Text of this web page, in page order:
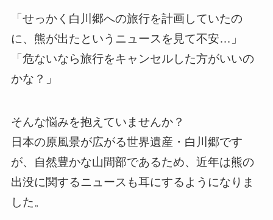
「せっかく白川郷への旅行を計画していたの
に、熊が出たというニュースを見て不安…」
「危ないなら旅行をキャンセルした方がいいの
かな？」
そんな悩みを抱えていませんか？
日本の原風景が広がる世界遺産・白川郷です
が、自然豊かな山間部であるため、近年は熊の
出没に関するニュースも耳にするようになりま
した。